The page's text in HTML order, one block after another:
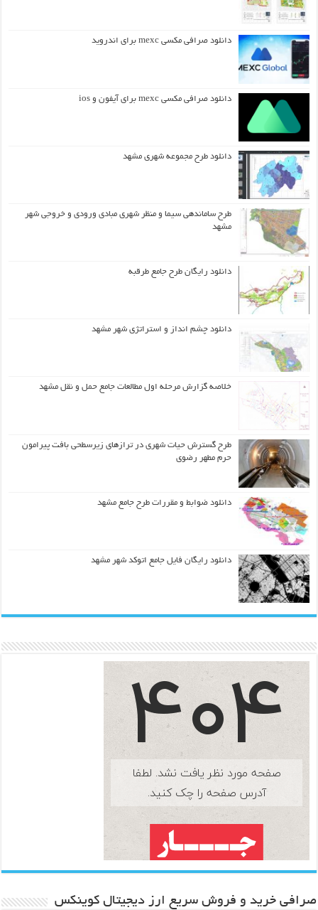
دانلود صرافی مکسی mexc برای اندروید
دانلود صرافی مکسی mexc برای آیفون و ios
دانلود طرح مجموعه شهری مشهد
طرح ساماندهی سیما و منظر شهری مبادی ورودی و خروجی شهر
مشهد
دانلود رایگان طرح جامع طرقبه
دانلود چشم انداز و استراتژی شهر مشهد
خلاصه گزارش مرحله اول مطالعات جامع حمل و نقل مشهد
طرح گسترش حیات شهري در ترازهاي زیرسطحی بافت پیرامون
حرم مطهر رضوي
دانلود ضوابط و مقررات طرح جامع مشهد
دانلود رایگان فایل جامع اتوکد شهر مشهد
صرافی خرید و فروش سریع ارز دیجیتال کوینکس